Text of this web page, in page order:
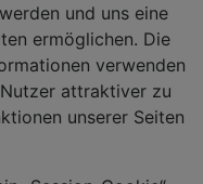
und uns eine
ermöglichen. Die
verwenden
attraktiver zu
unserer Seiten